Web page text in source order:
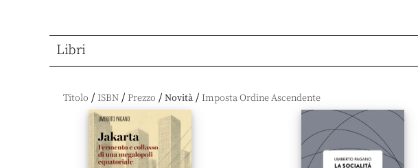
Libri
Titolo / ISBN / Prezzo / Novità /